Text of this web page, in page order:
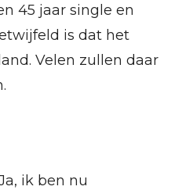
45 jaar single en
is dat het
Velen zullen daar
ik ben nu